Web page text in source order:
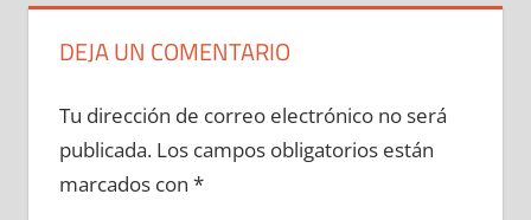
DEJA UN COMENTARIO
Tu dirección de correo electrónico no será
publicada. Los campos obligatorios están
marcados con *